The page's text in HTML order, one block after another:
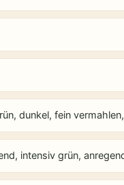
dunkel, fein
intensiv grün,